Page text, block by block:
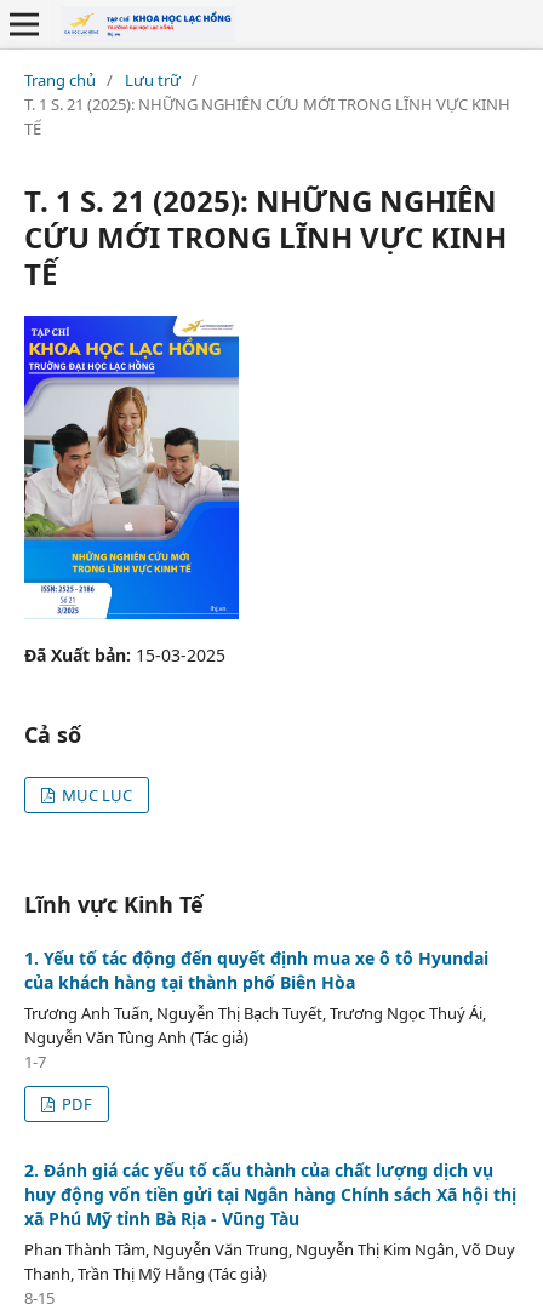
Trang chủ / Lưu trữ /
T. 1 S. 21 (2025): NHỮNG NGHIÊN CỨU MỚI TRONG LĨNH VỰC KINH
TẾ
T. 1 S. 21 (2025): NHỮNG NGHIÊN
CỨU MỚI TRONG LĨNH VỰC KINH
TẾ
Đã Xuất bản: 15-03-2025
Cả số
MỤC LỤC
Lĩnh vực Kinh Tế
1. Yếu tố tác động đến quyết định mua xe ô tô Hyundai
của khách hàng tại thành phố Biên Hòa
Trương Anh Tuấn, Nguyễn Thị Bạch Tuyết, Trương Ngọc Thuý Ái,
Nguyễn Văn Tùng Anh (Tác giả)
1-7
PDF
2. Đánh giá các yếu tố cấu thành của chất lượng dịch vụ
huy động vốn tiền gửi tại Ngân hàng Chính sách Xã hội thị
xã Phú Mỹ tỉnh Bà Rịa - Vũng Tàu
Phan Thành Tâm, Nguyễn Văn Trung, Nguyễn Thị Kim Ngân, Võ Duy
Thanh, Trần Thị Mỹ Hằng (Tác giả)
8-15